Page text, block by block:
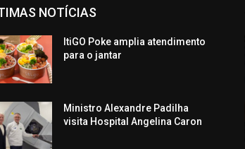
NOTÍCIAS
ItiGO Poke amplia atendimento
para o jantar
Ministro Alexandre Padilha
visita Hospital Angelina Caron